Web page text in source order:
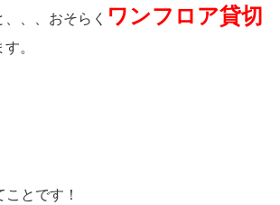
、、おそらく ワンフロア貸切
。
ことです！